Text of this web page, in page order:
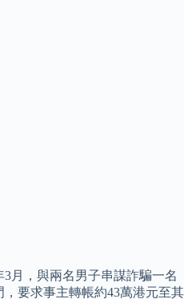
月，與兩名男子串謀詐騙一名
要求事主轉帳約43萬港元至其